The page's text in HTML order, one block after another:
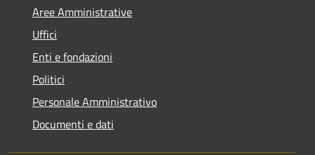
Aree Amministrative
Uffici
Enti e fondazioni
Politici
Personale Amministrativo
Documenti e dati